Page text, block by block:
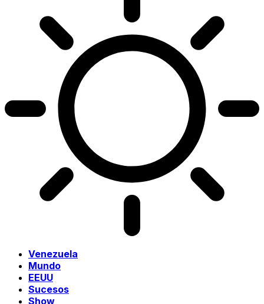
Venezuela
Mundo
EEUU
Sucesos
Show